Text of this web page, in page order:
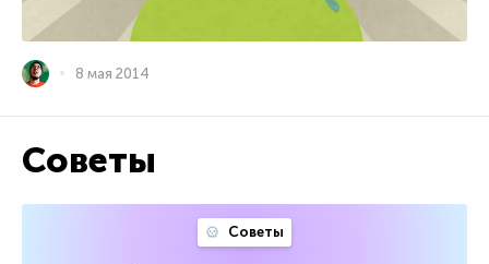
8 мая 2014
Советы
Советы